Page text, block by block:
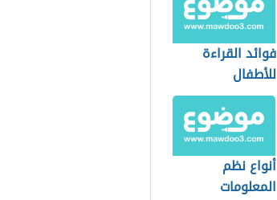
فوائد القراءة
للأطفال
أنواع نظم
المعلومات